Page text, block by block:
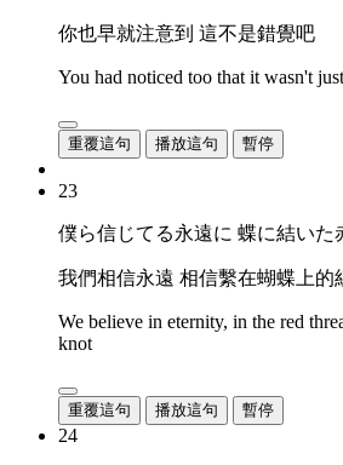
你也早就注意到 這不是錯覺吧
You had noticed too that it wasn't
重覆這句 播放這句 暫停
23
僕ら信じてる永遠に 蝶に結いた
我們相信永遠 相信繫在蝴蝶上的
We believe in eternity, in the red
knot
重覆這句 播放這句 暫停
24